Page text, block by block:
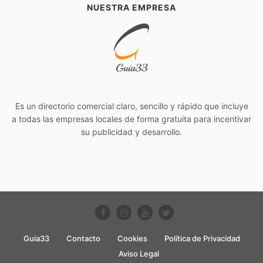
NUESTRA EMPRESA
Es un directorio comercial claro, sencillo y rápido que incluye
a todas las empresas locales de forma gratuita para incentivar
su publicidad y desarrollo.
Guia33 Contacto Cookies
Política de Privacidad
Aviso Legal